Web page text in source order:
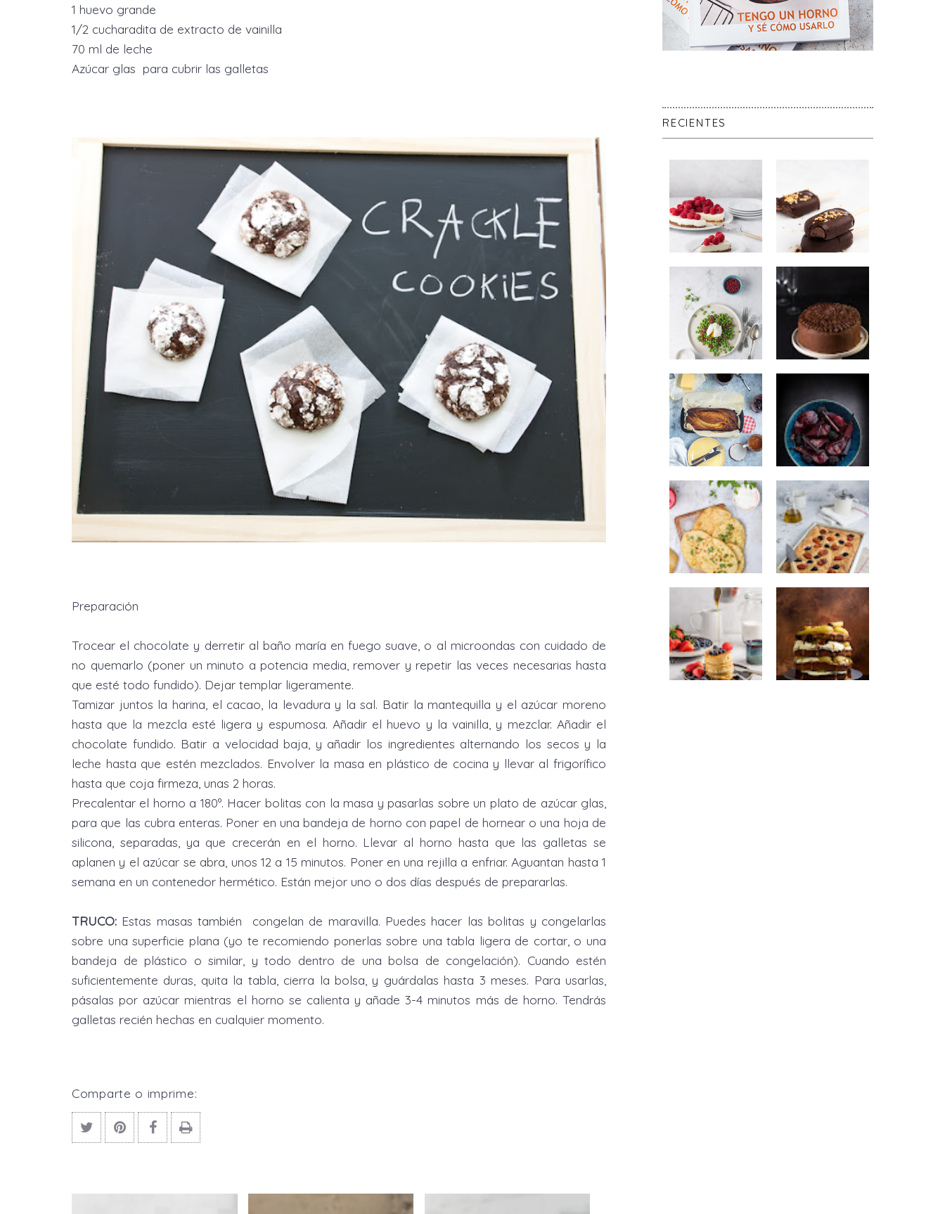
1 huevo grande
1/2 cucharadita de extracto de vainilla
70 ml de leche
Azúcar glas para cubrir las galletas
Preparación
Trocear el chocolate y derretir al baño maría en fuego suave, o al microondas con cuidado de
no quemarlo (poner un minuto a potencia media, remover y repetir las veces necesarias hasta
que esté todo fundido). Dejar templar ligeramente.
Tamizar juntos la harina, el cacao, la levadura y la sal. Batir la mantequilla y el azúcar moreno
hasta que la mezcla esté ligera y espumosa. Añadir el huevo y la vainilla, y mezclar. Añadir el
chocolate fundido. Batir a velocidad baja, y añadir los ingredientes alternando los secos y la
leche hasta que estén mezclados. Envolver la masa en plástico de cocina y llevar al frigorífico
hasta que coja firmeza, unas 2 horas.
Precalentar el horno a 180º. Hacer bolitas con la masa y pasarlas sobre un plato de azúcar glas,
para que las cubra enteras. Poner en una bandeja de horno con papel de hornear o una hoja de
silicona, separadas, ya que crecerán en el horno. Llevar al horno hasta que las galletas se
aplanen y el azúcar se abra, unos 12 a 15 minutos. Poner en una rejilla a enfriar. Aguantan hasta 1
semana en un contenedor hermético. Están mejor uno o dos días después de prepararlas.
TRUCO: Estas masas también congelan de maravilla. Puedes hacer las bolitas y congelarlas
sobre una superficie plana (yo te recomiendo ponerlas sobre una tabla ligera de cortar, o una
bandeja de plástico o similar, y todo dentro de una bolsa de congelación). Cuando estén
suficientemente duras, quita la tabla, cierra la bolsa, y guárdalas hasta 3 meses. Para usarlas,
pásalas por azúcar mientras el horno se calienta y añade 3-4 minutos más de horno. Tendrás
galletas recién hechas en cualquier momento.
Comparte o imprime:
RECIENTES